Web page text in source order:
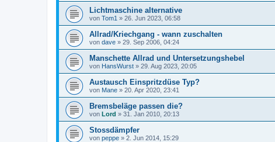
Lichtmaschine alternative
von Tom1 » 26. Jun 2023, 06:58
Allrad/Kriechgang - wann zuschalten
von dave » 29. Sep 2006, 04:24
Manschette Allrad und Untersetzungshebel
von HansWurst » 29. Aug 2023, 20:05
Austausch Einspritzdüse Typ?
von Mane » 20. Apr 2020, 23:41
Bremsbeläge passen die?
von Lord » 31. Jan 2010, 20:13
Stossdämpfer
von peppe » 2. Jun 2014, 15:29